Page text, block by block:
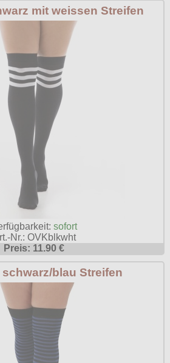
mit weissen Streifen
sofort
Nr.: OVKblkwht
Preis: 11.90 €
blau Streifen